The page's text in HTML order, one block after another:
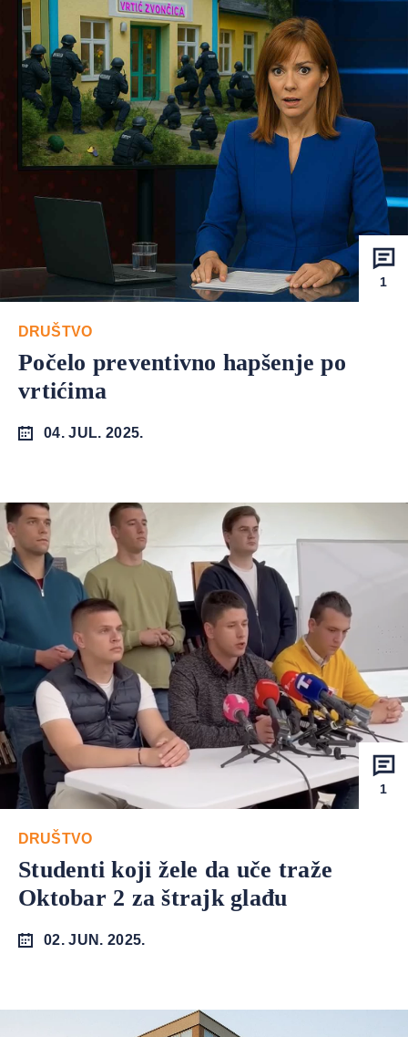
1
DRUŠTVO
Počelo preventivno hapšenje po
vrtićima
04. JUL. 2025.
1
DRUŠTVO
Studenti koji žele da uče traže
Oktobar 2 za štrajk glađu
02. JUN. 2025.